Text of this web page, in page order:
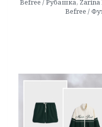
Befree / Рубашка, Zarina
Befree /